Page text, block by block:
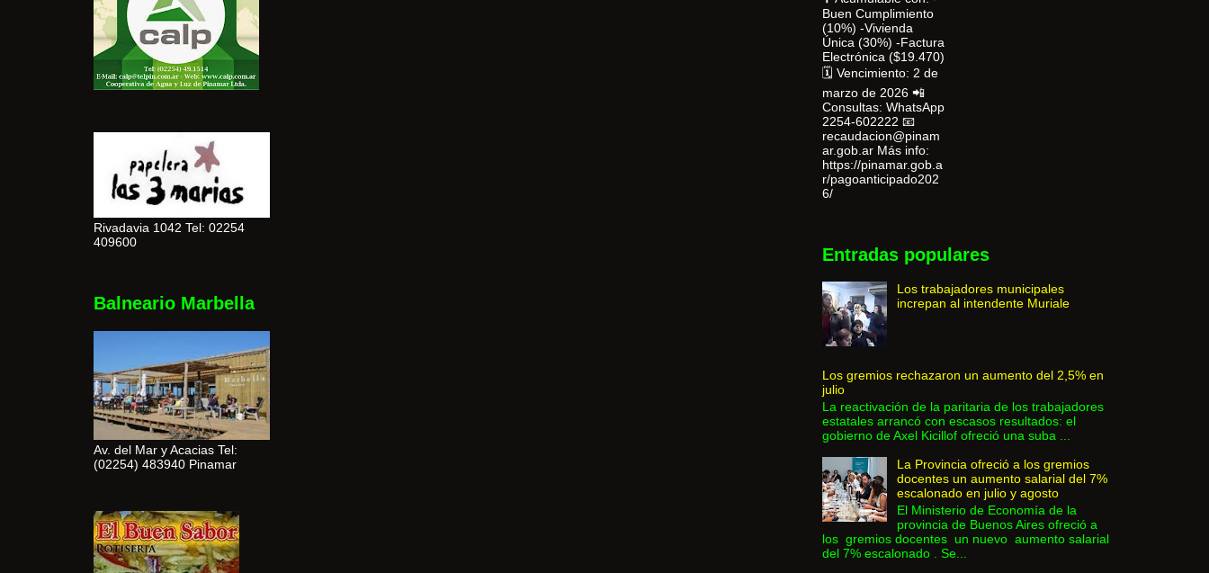
Rivadavia 1042 Tel: 02254
409600
Balneario Marbella
Av. del Mar y Acacias Tel:
(02254) 483940 Pinamar
Buen Cumplimiento
(10%) -Vivienda
Única (30%) -Factura
Electrónica ($19.470)
🗓 Vencimiento: 2 de
marzo de 2026 📲
Consultas: WhatsApp
2254-602222 📧
recaudacion@pinam
ar.gob.ar Más info:
https://pinamar.gob.a
r/pagoanticipado202
6/
Entradas populares
Los trabajadores municipales
increpan al intendente Muriale
Los gremios rechazaron un aumento del 2,5% en
julio
La reactivación de la paritaria de los trabajadores
estatales arrancó con escasos resultados: el
gobierno de Axel Kicillof ofreció una suba ...
La Provincia ofreció a los gremios
docentes un aumento salarial del 7%
escalonado en julio y agosto
El Ministerio de Economía de la
provincia de Buenos Aires ofreció a
los gremios docentes un nuevo aumento salarial
del 7% escalonado . Se...